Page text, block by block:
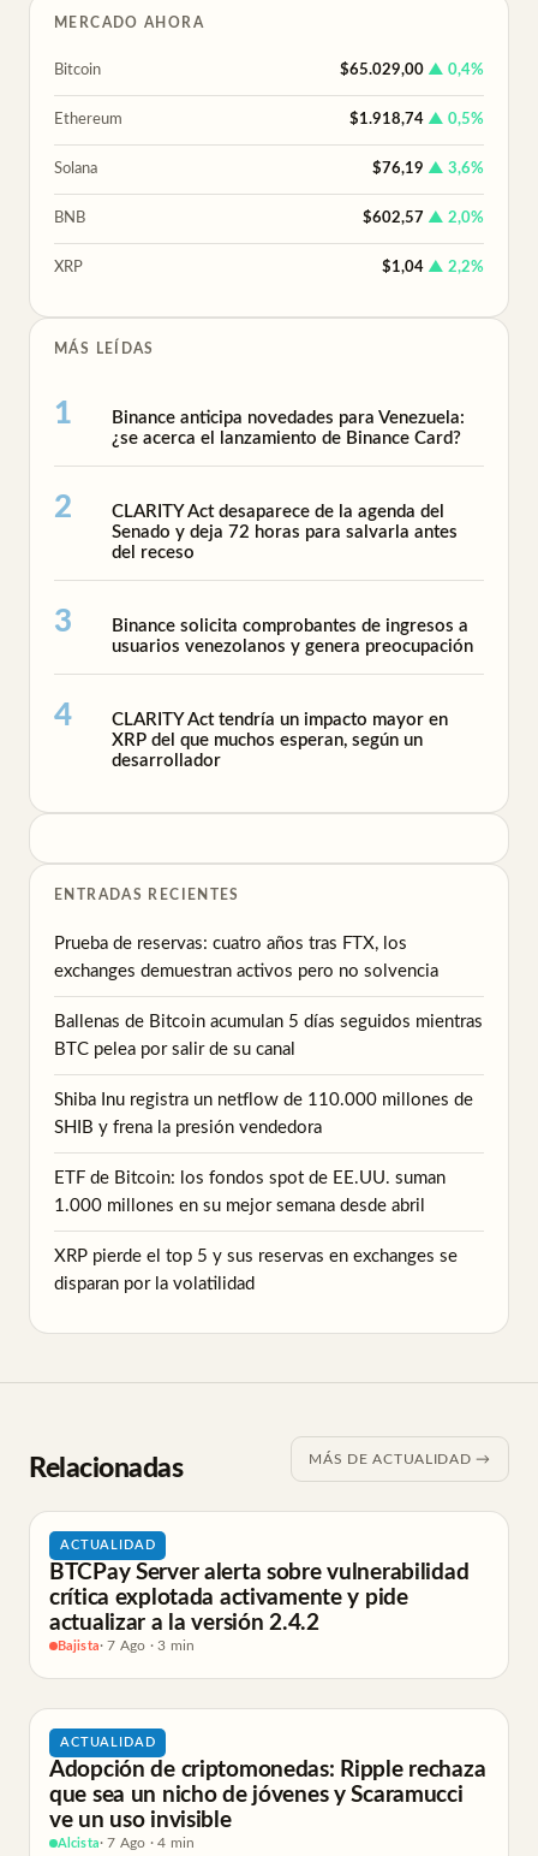
MERCADO AHORA
Bitcoin $65.029,00 ▲ 0,4%
Ethereum $1.918,74 ▲ 0,5%
Solana $76,19 ▲ 3,6%
BNB $602,57 ▲ 2,0%
XRP $1,04 ▲ 2,2%
MÁS LEÍDAS
Binance anticipa novedades para Venezuela:
¿se acerca el lanzamiento de Binance Card?
CLARITY Act desaparece de la agenda del
Senado y deja 72 horas para salvarla antes
del receso
Binance solicita comprobantes de ingresos a
usuarios venezolanos y genera preocupación
CLARITY Act tendría un impacto mayor en
XRP del que muchos esperan, según un
desarrollador
ENTRADAS RECIENTES
Prueba de reservas: cuatro años tras FTX, los
exchanges demuestran activos pero no solvencia
Ballenas de Bitcoin acumulan 5 días seguidos mientras
BTC pelea por salir de su canal
Shiba Inu registra un netflow de 110.000 millones de
SHIB y frena la presión vendedora
ETF de Bitcoin: los fondos spot de EE.UU. suman
1.000 millones en su mejor semana desde abril
XRP pierde el top 5 y sus reservas en exchanges se
disparan por la volatilidad
Relacionadas MÁS DE ACTUALIDAD →
ACTUALIDAD
BTCPay Server alerta sobre vulnerabilidad
crítica explotada activamente y pide
actualizar a la versión 2.4.2
Bajista· 7 Ago · 3 min
ACTUALIDAD
Adopción de criptomonedas: Ripple rechaza
que sea un nicho de jóvenes y Scaramucci
ve un uso invisible
Alcista· 7 Ago · 4 min